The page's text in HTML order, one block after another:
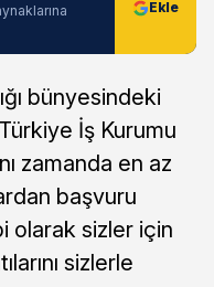
bünyesindeki
İş Kurumu
zamanda en az
başvuru
olarak sizler için
sizlerle